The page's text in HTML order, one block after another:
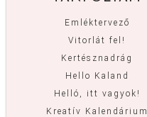
Emléktervező
Vitorlát fel!
Kertésznadrág
Hello Kaland
Helló, itt vagyok!
Kreatív Kalendárium